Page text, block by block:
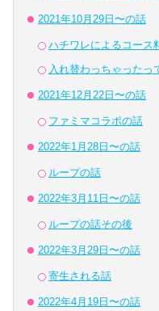
2021年10月29日〜の話
ハチワレによるコース
入れ替わっちゃったっ
2021年12月22日〜の話
ファミマコラボの話
2022年1月28日〜の話
ループの話
2022年3月11日〜の話
ループの話その後
2022年3月29日〜の話
寄生される話
2022年4月19日〜の話